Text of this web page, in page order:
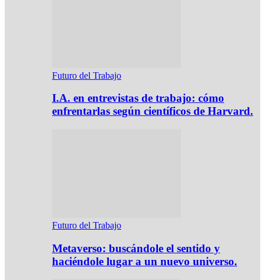
Futuro del Trabajo
I.A. en entrevistas de trabajo: cómo
enfrentarlas según científicos de Harvard.
Futuro del Trabajo
Metaverso: buscándole el sentido y
haciéndole lugar a un nuevo universo.